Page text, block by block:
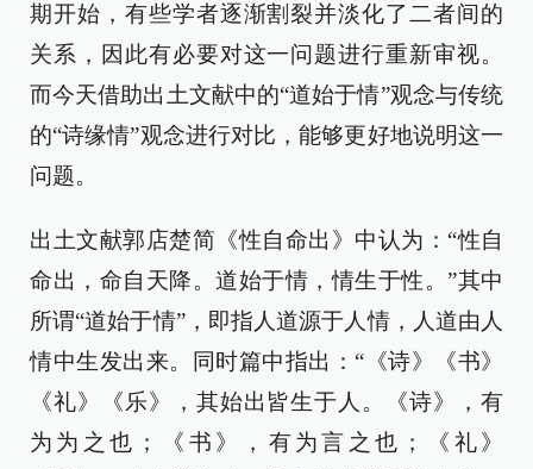
期开始，有些学者逐渐割裂并淡化了二者间的
关系，因此有必要对这一问题进行重新审视。
而今天借助出土文献中的“道始于情”观念与传统
的“诗缘情”观念进行对比，能够更好地说明这一
问题。
出土文献郭店楚简《性自命出》中认为：“性自
命出，命自天降。道始于情，情生于性。”其中
所谓“道始于情”，即指人道源于人情，人道由人
情中生发出来。同时篇中指出：“《诗》《书》
《礼》《乐》，其始出皆生于人。《诗》，有
为为之也；《书》，有为言之也；《礼》